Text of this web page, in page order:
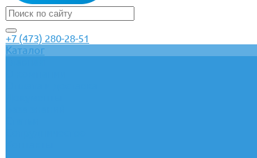
+7 (473) 280-28-51
Каталог